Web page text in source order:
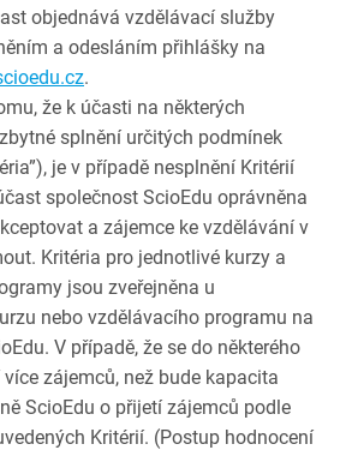
objednává vzdělávací služby
a odesláním přihlášky na
.
že k účasti na některých
splnění určitých podmínek
je v případě nesplnění Kritérií
společnost ScioEdu oprávněna
a zájemce ke vzdělávání v
Kritéria pro jednotlivé kurzy a
jsou zveřejněna u
nebo vzdělávacího programu na
V případě, že se do některého
zájemců, než bude kapacita
ScioEdu o přijetí zájemců podle
Kritérií. (Postup hodnocení